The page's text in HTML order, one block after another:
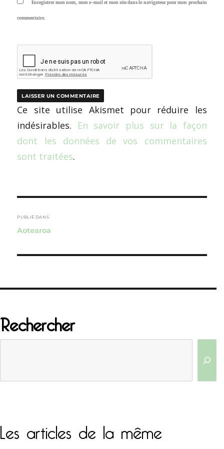
Enregistrer mon nom, mon e-mail et mon site dans le navigateur pour mon prochain
commentaire.
Ce site utilise Akismet pour réduire les
indésirables. En savoir plus sur la façon
dont les données de vos commentaires
sont traitées.
de
l’article
PUBLIÉ DANS
Aotearoa
Rechercher
Les articles de la même